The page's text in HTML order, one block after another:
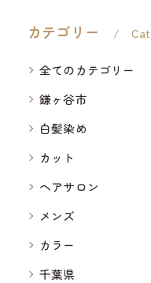
カテゴリー
全てのカテゴリー
鎌ヶ谷市
白髪染め
カット
ヘアサロン
メンズ
カラー
千葉県